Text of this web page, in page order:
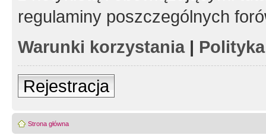
regulaminy poszczególnych
Warunki korzystania|
Rejestracja
Strona główna